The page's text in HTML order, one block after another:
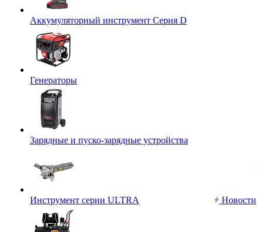
Аккумуляторный инструмент Серия D
Генераторы
Зарядные и пуско-зарядные устройства
Инструмент серии ULTRA Новости